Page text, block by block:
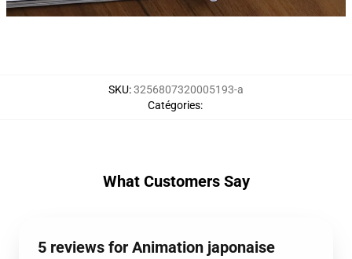
SKU:3256807320005193-a
Catégories:
What Customers Say
5 reviews for Animation japonaise